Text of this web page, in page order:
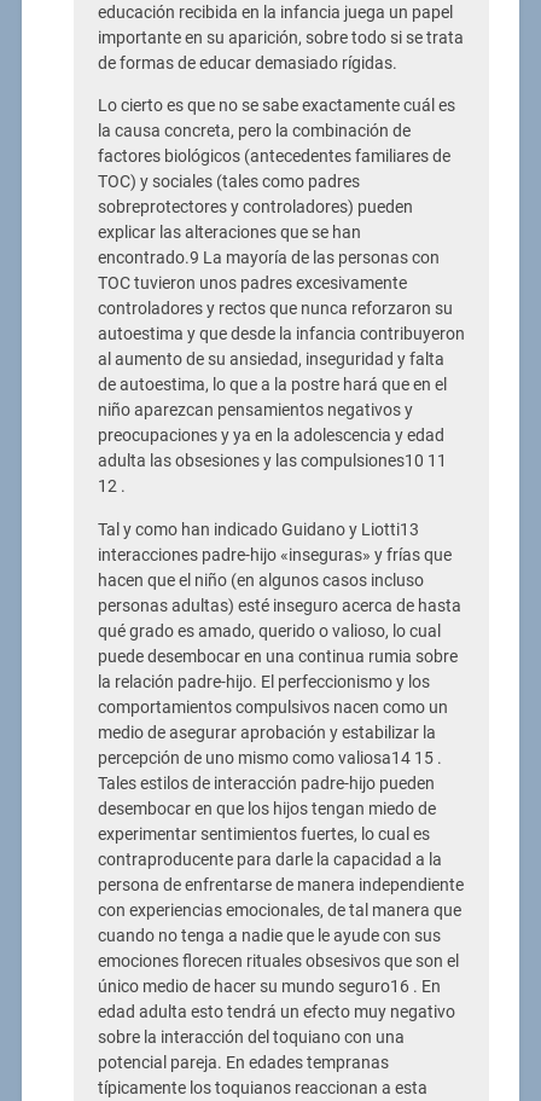
educación recibida en la infancia juega un papel
importante en su aparición, sobre todo si se trata
de formas de educar demasiado rígidas.
Lo cierto es que no se sabe exactamente cuál es
la causa concreta, pero la combinación de
factores biológicos (antecedentes familiares de
TOC) y sociales (tales como padres
sobreprotectores y controladores) pueden
explicar las alteraciones que se han
encontrado.9 La mayoría de las personas con
TOC tuvieron unos padres excesivamente
controladores y rectos que nunca reforzaron su
autoestima y que desde la infancia contribuyeron
al aumento de su ansiedad, inseguridad y falta
de autoestima, lo que a la postre hará que en el
niño aparezcan pensamientos negativos y
preocupaciones y ya en la adolescencia y edad
adulta las obsesiones y las compulsiones10 11
12 .
Tal y como han indicado Guidano y Liotti13
interacciones padre-hijo «inseguras» y frías que
hacen que el niño (en algunos casos incluso
personas adultas) esté inseguro acerca de hasta
qué grado es amado, querido o valioso, lo cual
puede desembocar en una continua rumia sobre
la relación padre-hijo. El perfeccionismo y los
comportamientos compulsivos nacen como un
medio de asegurar aprobación y estabilizar la
percepción de uno mismo como valiosa14 15 .
Tales estilos de interacción padre-hijo pueden
desembocar en que los hijos tengan miedo de
experimentar sentimientos fuertes, lo cual es
contraproducente para darle la capacidad a la
persona de enfrentarse de manera independiente
con experiencias emocionales, de tal manera que
cuando no tenga a nadie que le ayude con sus
emociones florecen rituales obsesivos que son el
único medio de hacer su mundo seguro16 . En
edad adulta esto tendrá un efecto muy negativo
sobre la interacción del toquiano con una
potencial pareja. En edades tempranas
típicamente los toquianos reaccionan a esta